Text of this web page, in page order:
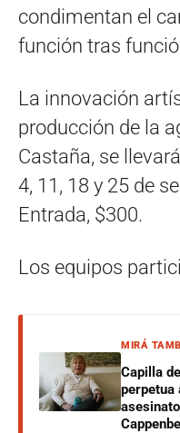
condimentan el
función tras
La innovación
producción de la
Castaña, se
4, 11, 18 y 25 de
Entrada, $300.
Los equipos
MIRÁ
Capilla
perpetua